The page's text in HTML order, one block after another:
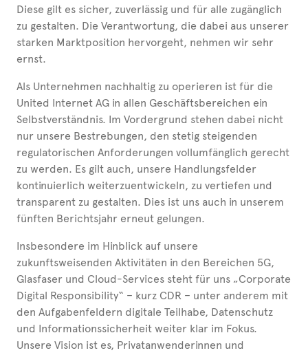
Diese gilt es sicher, zuverlässig und für alle zugänglich
zu gestalten. Die Verantwortung, die dabei aus unserer
starken Marktposition hervorgeht, nehmen wir sehr
ernst.
Als Unternehmen nachhaltig zu operieren ist für die
United Internet AG in allen Geschäftsbereichen ein
Selbstverständnis. Im Vordergrund stehen dabei nicht
nur unsere Bestrebungen, den stetig steigenden
regulatorischen Anforderungen vollumfänglich gerecht
zu werden. Es gilt auch, unsere Handlungsfelder
kontinuierlich weiterzuentwickeln, zu vertiefen und
transparent zu gestalten. Dies ist uns auch in unserem
fünften Berichtsjahr erneut gelungen.
Insbesondere im Hinblick auf unsere
zukunftsweisenden Aktivitäten in den Bereichen 5G,
Glasfaser und Cloud-Services steht für uns „Corporate
Digital Responsibility“ – kurz CDR – unter anderem mit
den Aufgabenfeldern digitale Teilhabe, Datenschutz
und Informationssicherheit weiter klar im Fokus.
Unsere Vision ist es, Privatanwenderinnen und